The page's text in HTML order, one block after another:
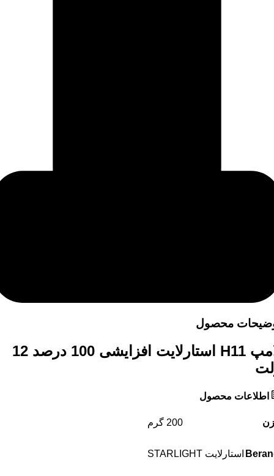
محصول
لامپ H11 استارلایت افزایشی 100 درصد 12
اطلاعات محصول
200 گرم
استارلایت STARLIGHT